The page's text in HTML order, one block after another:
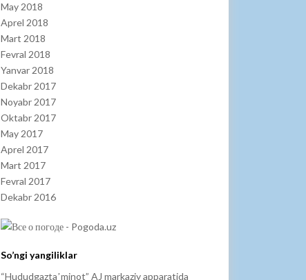
May 2018
Aprel 2018
Mart 2018
Fevral 2018
Yanvar 2018
Dekabr 2017
Noyabr 2017
Oktabr 2017
May 2017
Aprel 2017
Mart 2017
Fevral 2017
Dekabr 2016
So’ngi yangiliklar
“Hududgaztaʼminot” AJ markaziy apparatida